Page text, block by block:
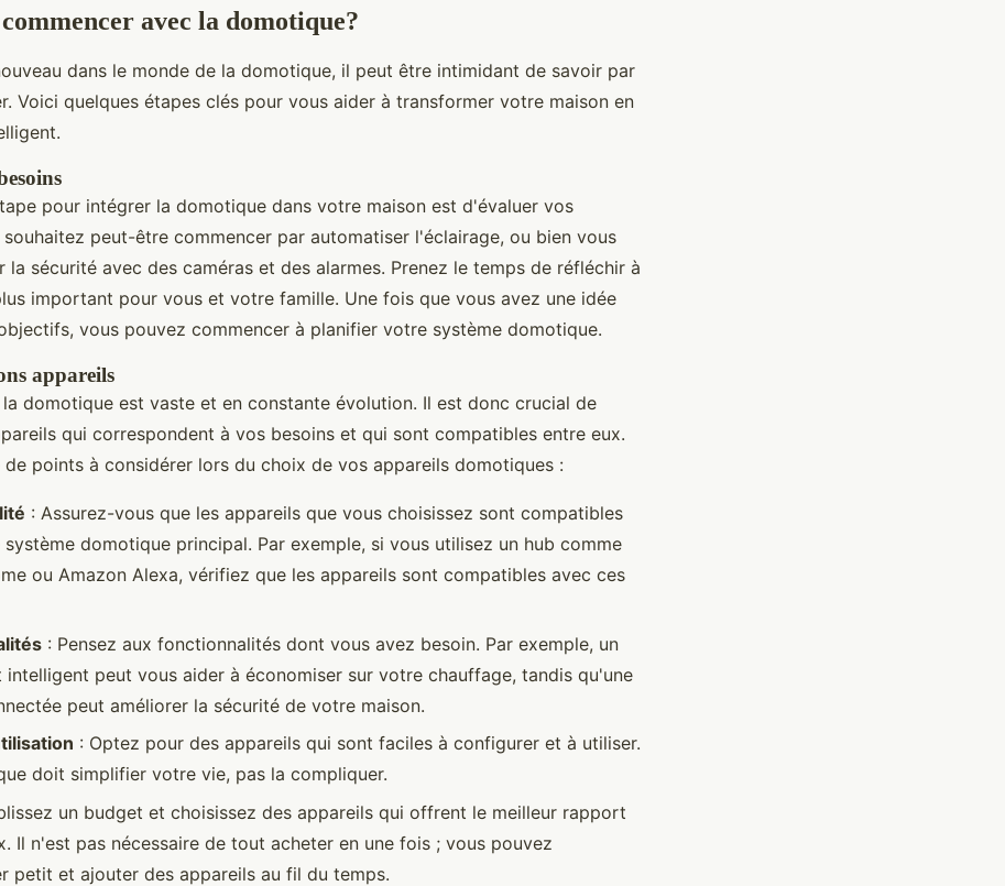
avec la domotique?
dans le monde de la domotique, il peut être intimidant de savoir par
Voici quelques étapes clés pour vous aider à transformer votre maison en
pour intégrer la domotique dans votre maison est d'évaluer vos
souhaitez peut-être commencer par automatiser l'éclairage, ou bien vous
la sécurité avec des caméras et des alarmes. Prenez le temps de réfléchir à
important pour vous et votre famille. Une fois que vous avez une idée
vous pouvez commencer à planifier votre système domotique.
appareils
la domotique est vaste et en constante évolution. Il est donc crucial de
qui correspondent à vos besoins et qui sont compatibles entre eux.
de points à considérer lors du choix de vos appareils domotiques :
: Assurez-vous que les appareils que vous choisissez sont compatibles
domotique principal. Par exemple, si vous utilisez un hub comme
ou Amazon Alexa, vérifiez que les appareils sont compatibles avec ces
: Pensez aux fonctionnalités dont vous avez besoin. Par exemple, un
intelligent peut vous aider à économiser sur votre chauffage, tandis qu'une
peut améliorer la sécurité de votre maison.
: Optez pour des appareils qui sont faciles à configurer et à utiliser.
doit simplifier votre vie, pas la compliquer.
un budget et choisissez des appareils qui offrent le meilleur rapport
Il n'est pas nécessaire de tout acheter en une fois ; vous pouvez
petit et ajouter des appareils au fil du temps.